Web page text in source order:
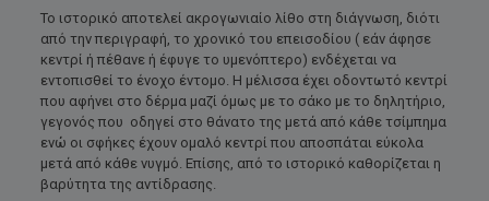
Το ιστορικό αποτελεί ακρογωνιαίο λίθο στη διάγνωση, διότι
από την περιγραφή, το χρονικό του επεισοδίου ( εάν άφησε
κεντρί ή πέθανε ή έφυγε το υμενόπτερο) ενδέχεται να
εντοπισθεί το ένοχο έντομο. Η μέλισσα έχει οδοντωτό κεντρί
που αφήνει στο δέρμα μαζί όμως με το σάκο με το δηλητήριο,
γεγονός που οδηγεί στο θάνατο της μετά από κάθε τσίμπημα
ενώ οι σφήκες έχουν ομαλό κεντρί που αποσπάται εύκολα
μετά από κάθε νυγμό. Επίσης, από το ιστορικό καθορίζεται η
βαρύτητα της αντίδρασης.